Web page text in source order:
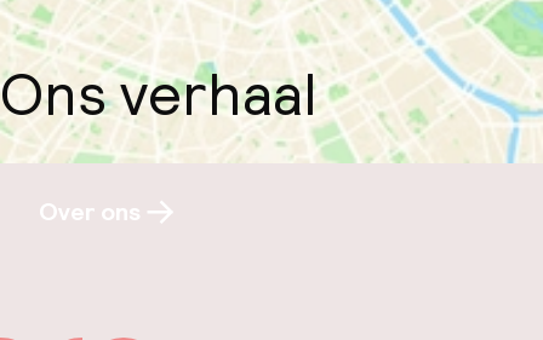
Ons verhaal
Over ons